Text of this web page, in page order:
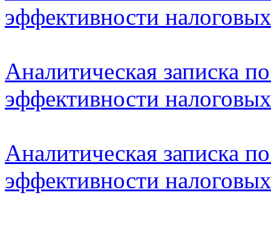
эффективности
Аналитическая записка
эффективности
Аналитическая записка
эффективности